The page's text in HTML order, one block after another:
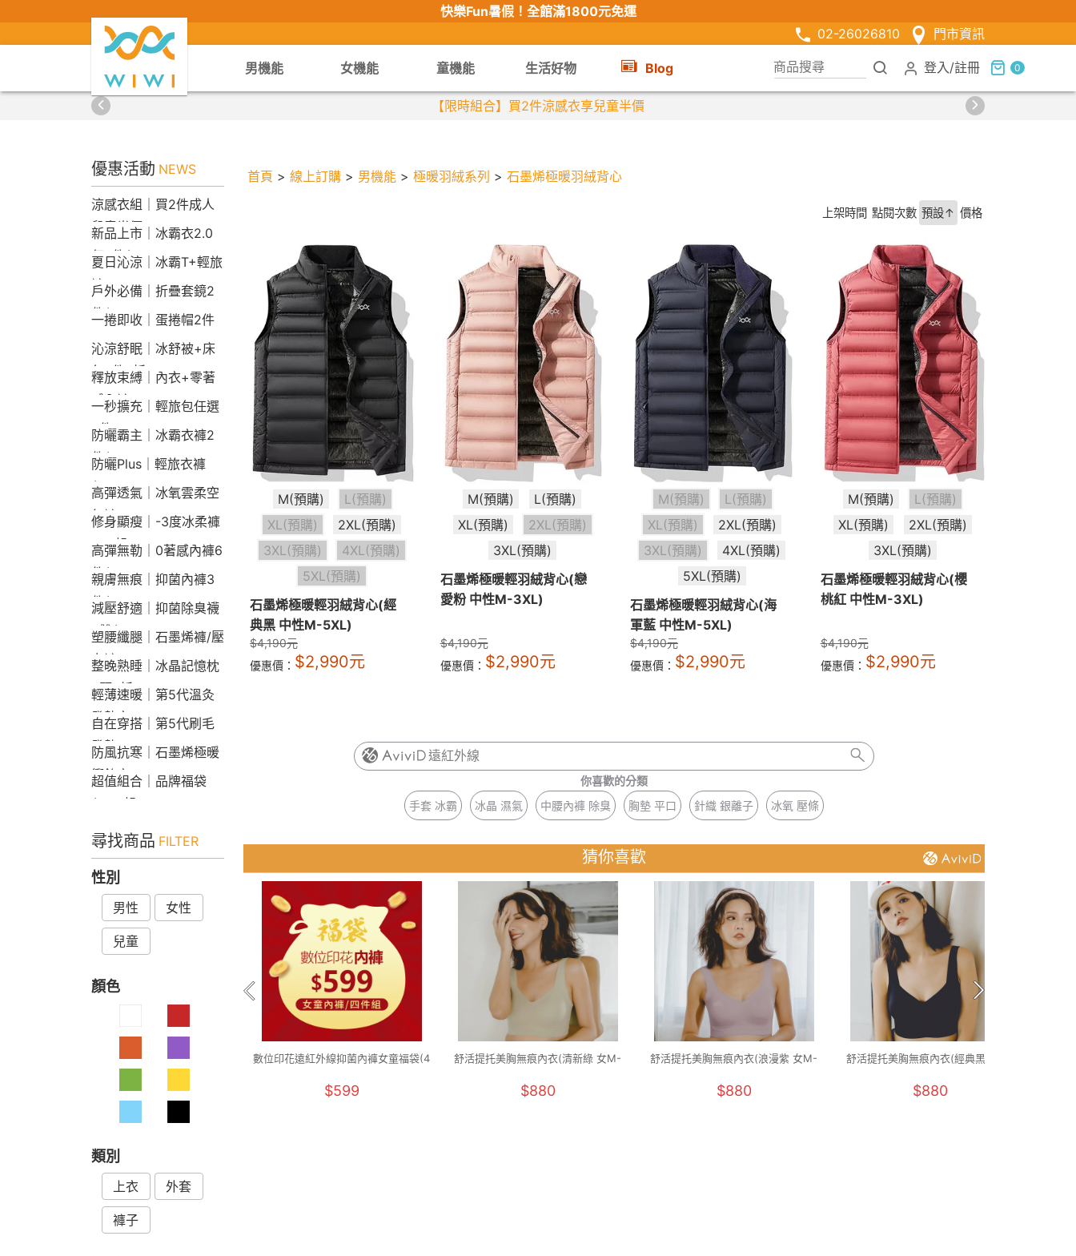
快樂Fun暑假！ 全館滿1800元免運
02-26026810
門市資訊
男機能 女機能 童機能 生活好物 Blog 登入 /註冊 0
【限時組合】買2件涼感衣享兒童半價
優惠活動 NEWS
涼感衣組｜買2件成人
兒童半價
新品上市｜冰霸衣2.0
任2件$2290
夏日沁涼｜冰霸T+輕旅
褲
戶外必備｜折疊套鏡2
件$1790
一捲即收｜蛋捲帽2件
1790
沁涼舒眠｜冰舒被+床
包2件9折
釋放束縛｜內衣+零著
感內褲
一秒擴充｜輕旅包任選
2件2190
防曬霸主｜冰霸衣褲2
件$1790
防曬Plus｜輕旅衣褲
$2190
高彈透氣｜冰氧雲柔空
氣褲
修身顯瘦｜-3度冰柔褲
790起
高彈無勒｜0著感內褲6
件$1290
親膚無痕｜抑菌內褲3
件$790
減壓舒適｜抑菌除臭襪
3雙$660
塑腰纖腿｜石墨烯褲/壓
力褲
整晚熟睡｜冰晶記憶枕
2顆9折
輕薄速暖｜第5代溫灸
發熱衣
自在穿搭｜第5代刷毛
發熱Bra T
防風抗寒｜石墨烯極暖
衝鋒衣
超值組合｜品牌福袋
$599起
尋找商品 FILTER
性別
男性 女性
兒童
顏色
類別
上衣 外套
褲子
首頁 > 線上訂購 > 男機能 > 極暖羽絨系列 > 石墨烯極暖羽絨背心
上架時間 點閱次數 預設↑ 價格
M(預購)
L(預購)
XL(預購)
2XL(預購)
3XL(預購)
4XL(預購)
5XL(預購)
石墨烯極暖輕羽絨背心(經
典黑 中性M-5XL)
$4,190元
優惠價： $2,990元
M(預購)
L(預購)
XL(預購)
2XL(預購)
3XL(預購)
石墨烯極暖輕羽絨背心(戀
愛粉 中性M-3XL)
$4,190元
優惠價： $2,990元
M(預購)
L(預購)
XL(預購)
2XL(預購)
3XL(預購)
4XL(預購)
5XL(預購)
石墨烯極暖輕羽絨背心(海
軍藍 中性M-5XL)
$4,190元
優惠價： $2,990元
M(預購)
L(預購)
XL(預購)
2XL(預購)
3XL(預購)
石墨烯極暖輕羽絨背心(櫻
桃紅 中性M-3XL)
$4,190元
優惠價： $2,990元
遠紅外線
你喜歡的分類
手套 冰霸
冰晶 濕氣 中腰內褲 除臭 胸墊 平口 針織 銀離子 冰氧 壓條
猜你喜歡
數位印花遠紅外線抑菌內褲女童福袋(4
$599
舒活提托美胸無痕內衣(清新綠 女M-
$880
舒活提托美胸無痕內衣(浪漫紫 女M-
$880
舒活提托美胸無痕內衣(經典黑 女M-
$880